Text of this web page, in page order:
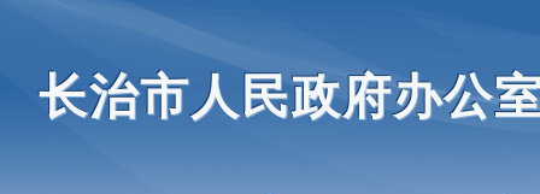
长治市人民政府办公